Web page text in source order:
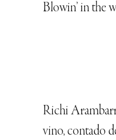
Blowin’ in the
Richi
vino, contado